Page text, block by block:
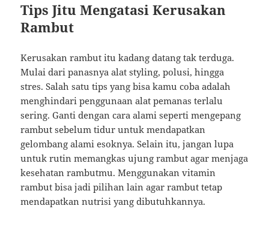
Tips Jitu Mengatasi Kerusakan
Rambut
Kerusakan rambut itu kadang datang tak terduga.
Mulai dari panasnya alat styling, polusi, hingga
stres. Salah satu tips yang bisa kamu coba adalah
menghindari penggunaan alat pemanas terlalu
sering. Ganti dengan cara alami seperti mengepang
rambut sebelum tidur untuk mendapatkan
gelombang alami esoknya. Selain itu, jangan lupa
untuk rutin memangkas ujung rambut agar menjaga
kesehatan rambutmu. Menggunakan vitamin
rambut bisa jadi pilihan lain agar rambut tetap
mendapatkan nutrisi yang dibutuhkannya.